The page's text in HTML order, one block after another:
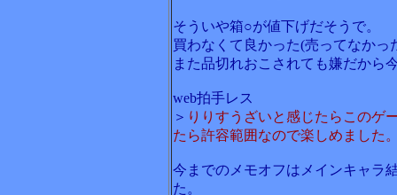
そういや箱○が値下げだそうで。
買わなくて良かった(売ってなか
また品切れおこされても嫌だから
web拍手レス
＞ りりすうざいと感じたらこのゲ
たら許容範囲なので楽しめました
今までのメモオフはメインキャラ
た。